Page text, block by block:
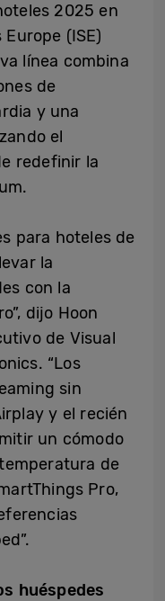
2025 en
(ISE)
línea combina
de
y una
el
redefinir la
para hoteles de
la
con la
dijo Hoon
de Visual
“Los
sin
y el recién
un cómodo
de
Pro,
huéspedes